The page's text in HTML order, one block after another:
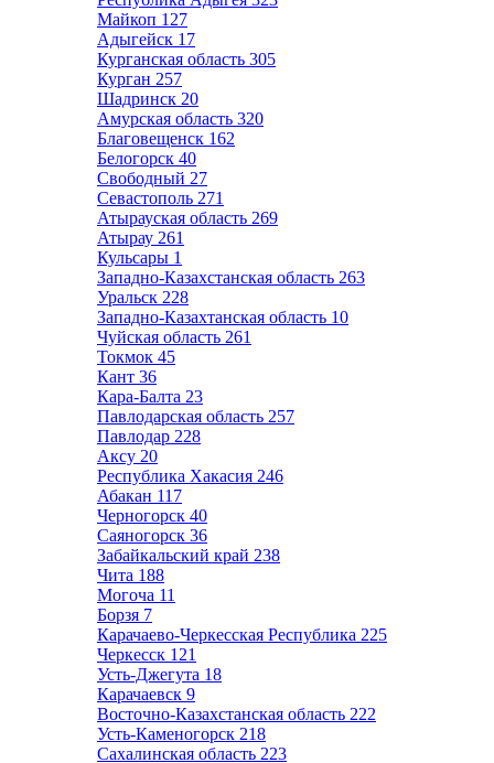
Майкоп 127
Адыгейск 17
Курганская область 305
Курган 257
Шадринск 20
Амурская область 320
Благовещенск 162
Белогорск 40
Свободный 27
Севастополь 271
Атырауская область 269
Атырау 261
Кульсары 1
Западно-Казахстанская область 263
Уральск 228
Западно-Казахтанская область 10
Чуйская область 261
Токмок 45
Кант 36
Кара-Балта 23
Павлодарская область 257
Павлодар 228
Аксу 20
Республика Хакасия 246
Абакан 117
Черногорск 40
Саяногорск 36
Забайкальский край 238
Чита 188
Могоча 11
Борзя 7
Карачаево-Черкесская Республика 225
Черкесск 121
Усть-Джегута 18
Карачаевск 9
Восточно-Казахстанская область 222
Усть-Каменогорск 218
Сахалинская область 223